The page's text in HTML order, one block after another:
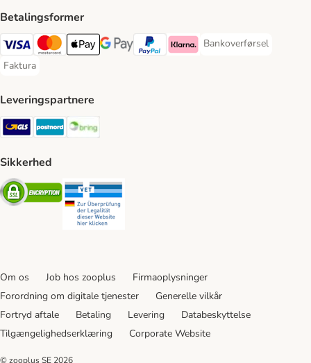
Betalingsformer
VISA Payment Method
Mastercard Payment Method
Apply pay Payment Method
Google Pay Payment Method
paypal Payment Method
Klarna Payment Method
Bankoverførsel
Bankoverførsel
Faktura
Faktura Payment Method
Leveringspartnere
GLS Shipping Method
Postnord Shipping Method
Sikkerhed
Security
Om os Job hos zooplus
Firmaoplysninger
Forordning om digitale tjenester
Generelle vilkår
Fortryd aftale
Betaling Levering
Databeskyttelse
Tilgængelighedserklæring
Corporate Website
© zooplus SE 2026